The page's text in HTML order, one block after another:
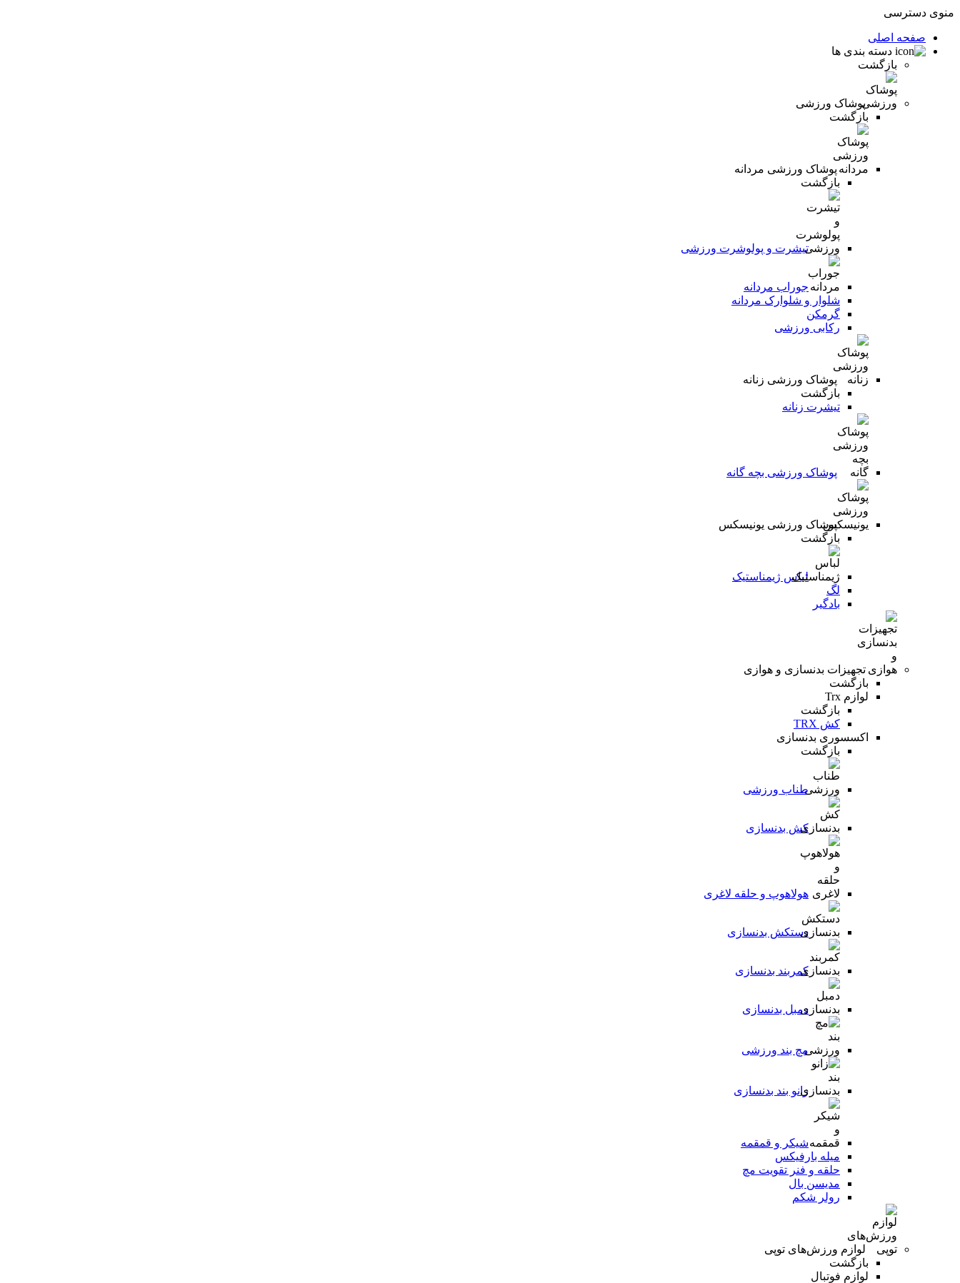
منوی دسترسی
صفحه اصلی
دسته بندی ها
بازگشت
پوشاک ورزشی
بازگشت
پوشاک ورزشی مردانه
بازگشت
تیشرت و پولوشرت ورزشی
جوراب مردانه
شلوار و شلوارک مردانه
گرمکن
رکابی ورزشی
پوشاک ورزشی زنانه
بازگشت
تیشرت زنانه
پوشاک ورزشی بچه گانه
پوشاک ورزشی یونیسکس
بازگشت
لباس ژیمناستیک
لگ
بادگیر
تجهیزات بدنسازی و هوازی
بازگشت
لوازم Trx
بازگشت
کش TRX
اکسسوری بدنسازی
بازگشت
طناب ورزشی
کش بدنسازی
هولاهوپ و حلقه لاغری
دستکش بدنسازی
کمربند بدنسازی
دمبل بدنسازی
مچ بند ورزشی
زانو بند بدنسازی
شیکر و قمقمه
میله بارفیکس
حلقه و فنر تقویت مچ
مدیسن بال
رولر شکم
لوازم ورزش‌های توپی
بازگشت
لوازم فوتبال